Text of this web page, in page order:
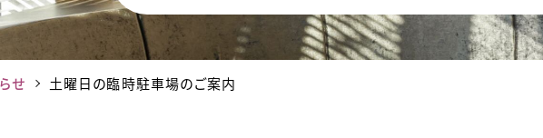
せ 土曜日の臨時駐車場のご案内